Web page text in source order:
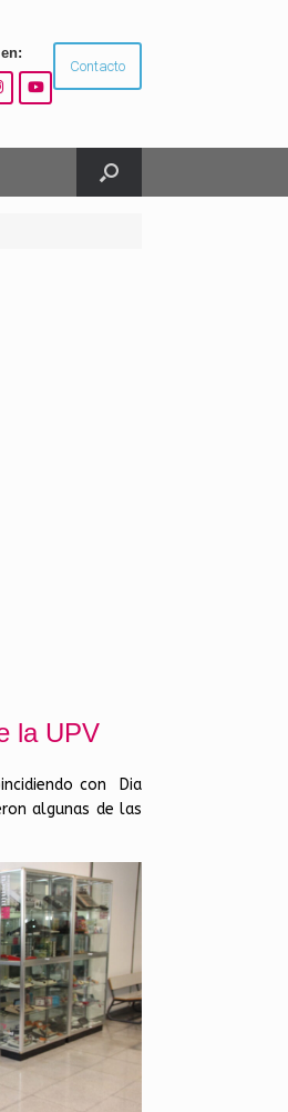
Contacto
la UPV
con
Dia
algunas de las